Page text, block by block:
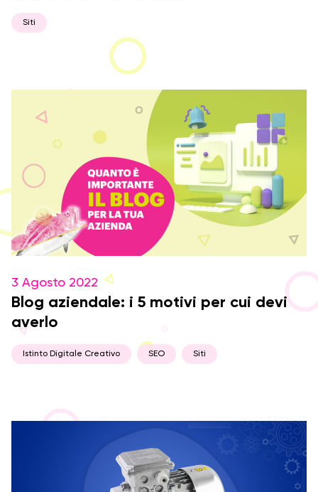
Siti
3 Agosto 2022
Blog aziendale: i 5 motivi per cui devi
averlo
Istinto Digitale Creativo SEO Siti